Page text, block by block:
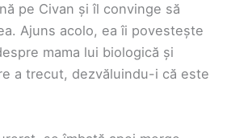
pe Civan și îl convinge să
Ajuns acolo, ea îi povestește
mama lui biologică și
a trecut, dezvăluindu-i că este